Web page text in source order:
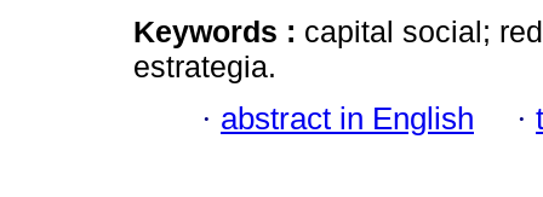
Keywords : capital social;
estrategia.
· abstract in English ·